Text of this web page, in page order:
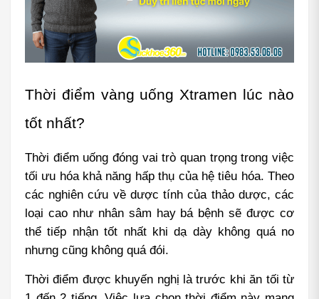
Thời điểm vàng uống Xtramen lúc nào
tốt nhất?
Thời điểm uống đóng vai trò quan trọng trong việc
tối ưu hóa khả năng hấp thụ của hệ tiêu hóa. Theo
các nghiên cứu về dược tính của thảo dược, các
loại cao như nhân sâm hay bá bệnh sẽ được cơ
thể tiếp nhận tốt nhất khi dạ dày không quá no
nhưng cũng không quá đói.
Thời điểm được khuyến nghị là trước khi ăn tối từ